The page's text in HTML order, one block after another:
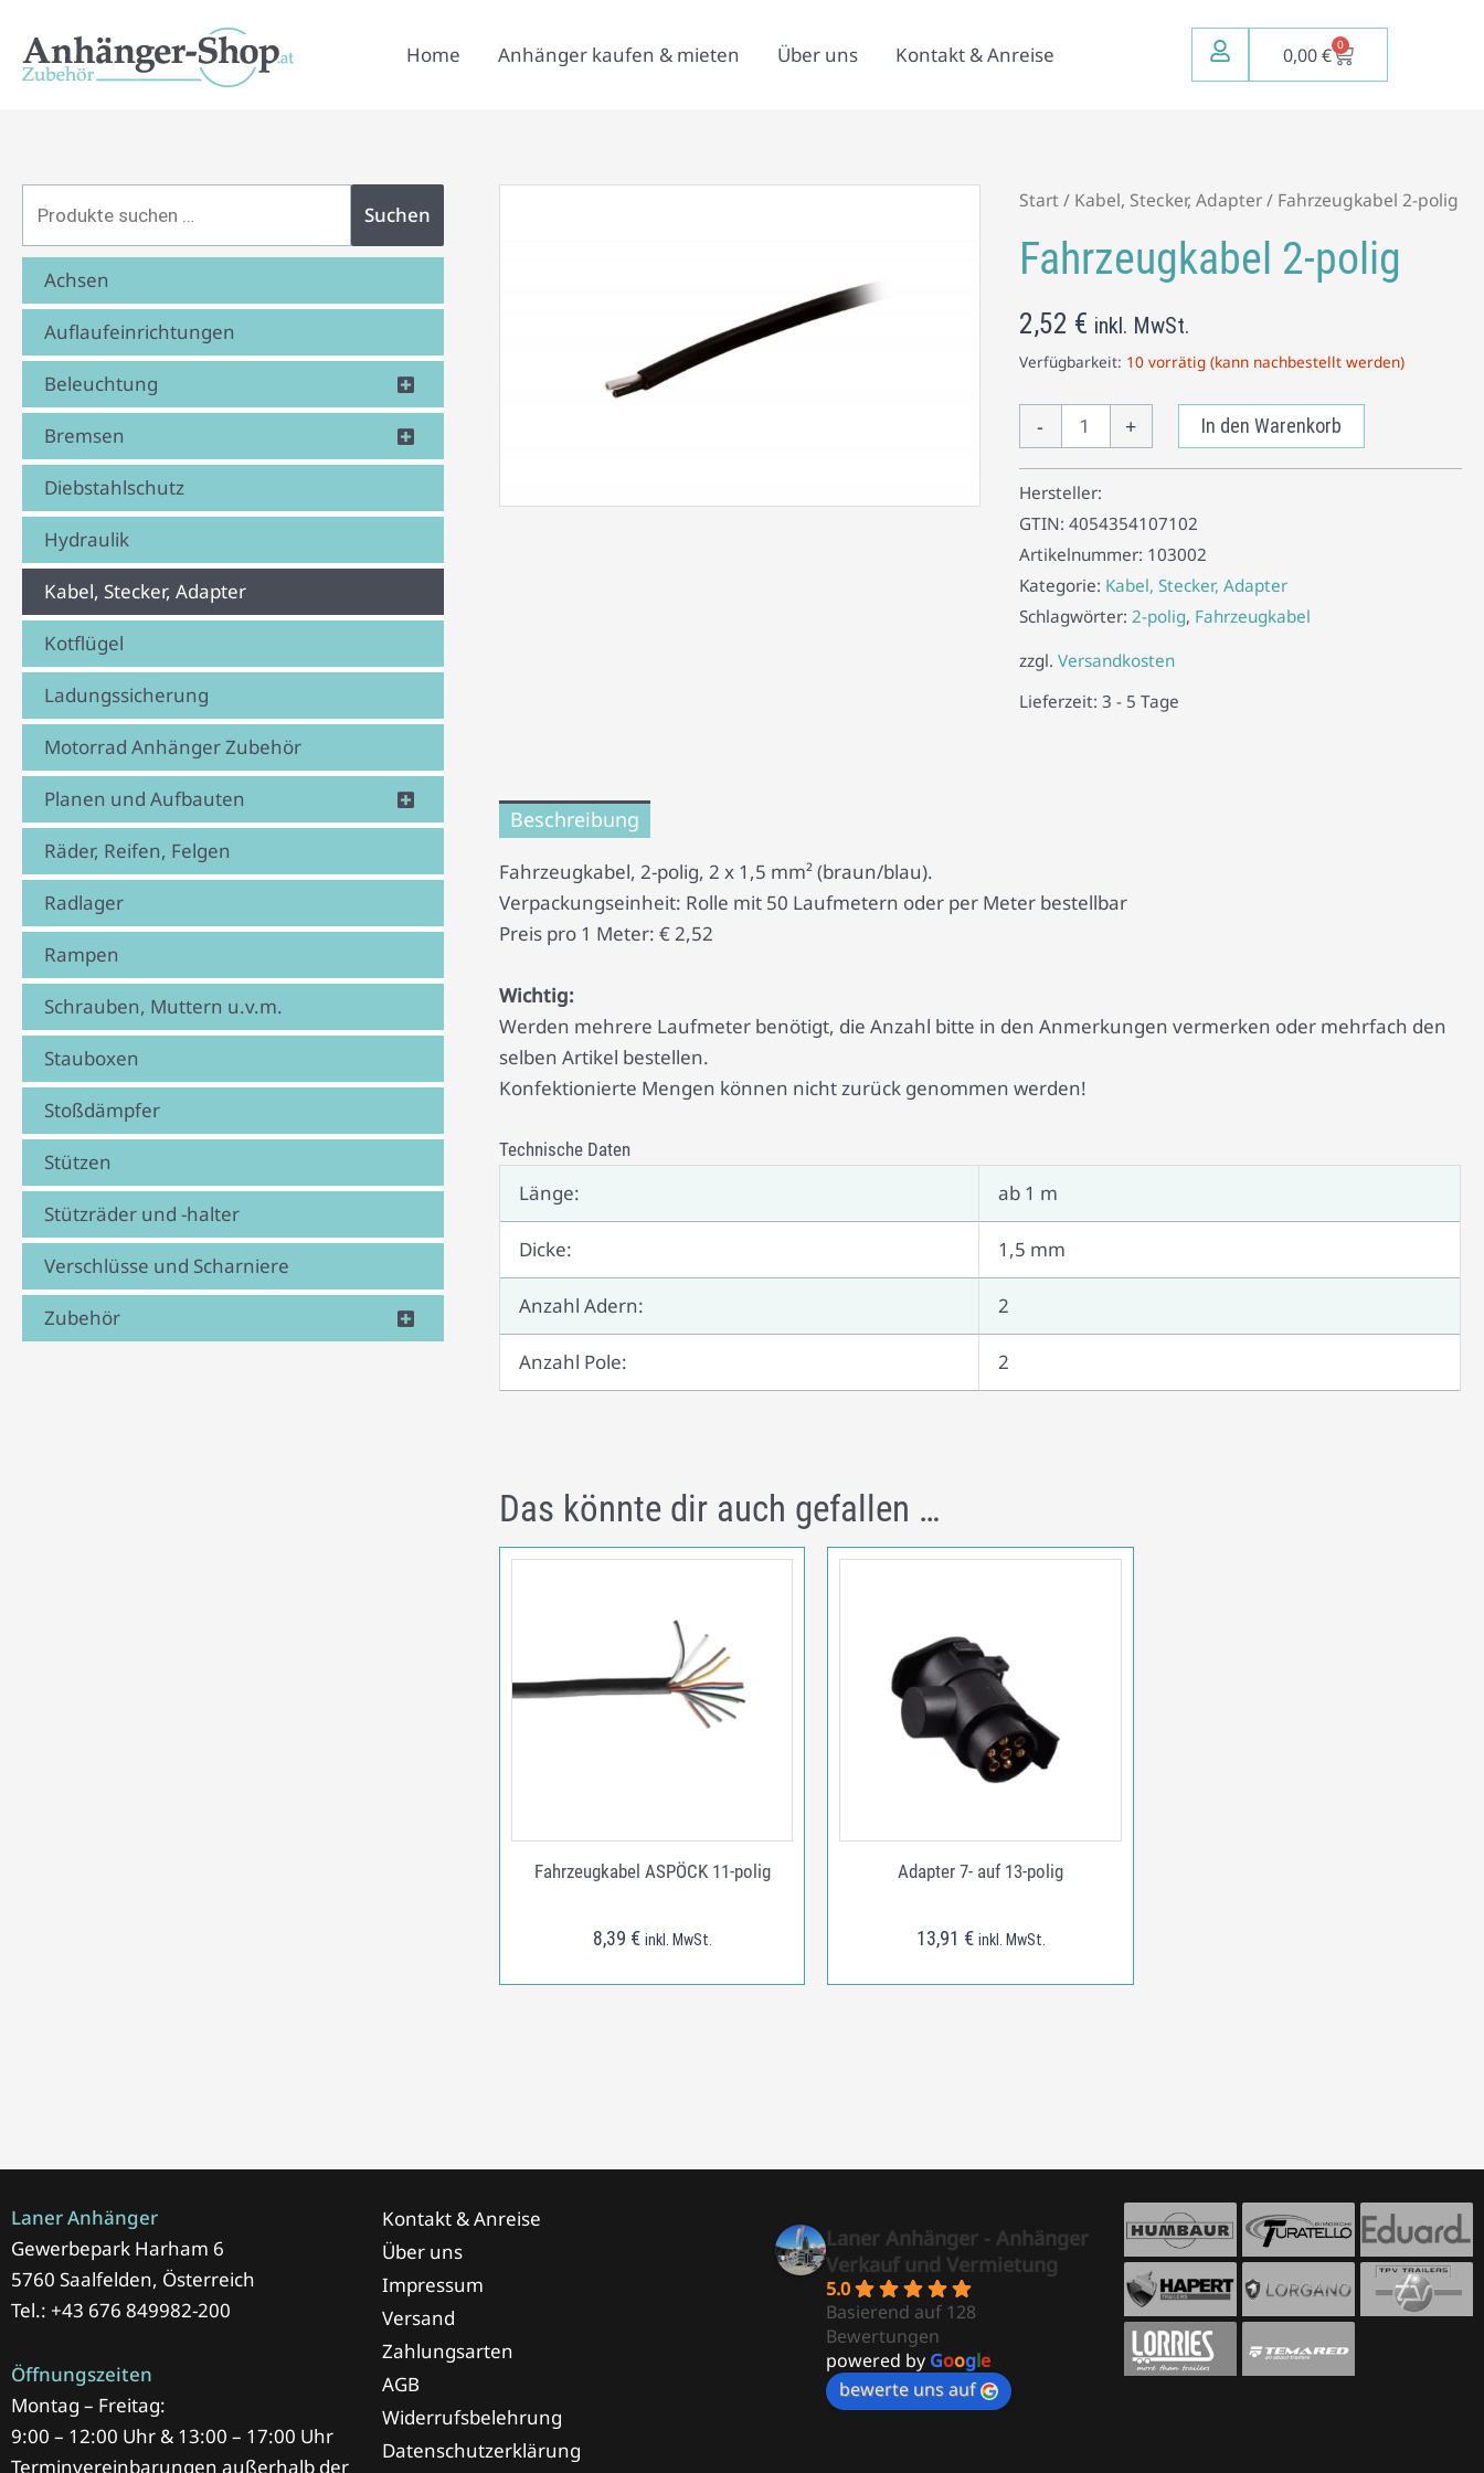
Inhalt
springen
Home Anhänger kaufen & mieten Über uns Kontakt & Anreise 0,00€ 0
Warenkorb
nach:
Suchen
Achsen
Auflaufeinrichtungen
Beleuchtung
Bremsen
Diebstahlschutz
Hydraulik
Kabel, Stecker, Adapter
Kotflügel
Ladungssicherung
Motorrad Anhänger Zubehör
Planen und Aufbauten
Räder, Reifen, Felgen
Radlager
Rampen
Schrauben, Muttern u.v.m.
Stauboxen
Stoßdämpfer
Stützen
Stützräder und -halter
Verschlüsse und Scharniere
Zubehör
Start/ Kabel, Stecker, Adapter/ Fahrzeugkabel 2-polig
Fahrzeugkabel 2-polig
2,52 € inkl. MwSt.
Verfügbarkeit: 10 vorrätig (kann nachbestellt werden)
-
Fahrzeugkabel
polig
+ In den Warenkorb
Hersteller:
GTIN: 4054354107102
Artikelnummer: 103002
Kategorie: Kabel, Stecker, Adapter
Schlagwörter: 2-polig, Fahrzeugkabel
zzgl. Versandkosten
Lieferzeit: 3 - 5 Tage
Beschreibung
Fahrzeugkabel, 2-polig, 2 x 1,5 mm² (braun/blau).
Verpackungseinheit: Rolle mit 50 Laufmetern oder per Meter bestellbar
Preis pro 1 Meter: € 2,52
Wichtig:
Werden mehrere Laufmeter benötigt, die Anzahl bitte in den Anmerkungen vermerken oder mehrfach den
selben Artikel bestellen.
Konfektionierte Mengen können nicht zurück genommen werden!
Technische Daten
Länge: ab 1 m
Dicke: 1,5 mm
Anzahl Adern: 2
Anzahl Pole: 2
Das könnte dir auch gefallen …
Fahrzeugkabel ASPÖCK 11-polig
8,39 € inkl. MwSt.
Adapter 7- auf 13-polig
13,91 € inkl. MwSt.
Laner Anhänger
Gewerbepark Harham 6
5760 Saalfelden, Österreich
Tel.: +43 676 849982-200
Öffnungszeiten
Montag – Freitag:
9:00 – 12:00 Uhr & 13:00 – 17:00 Uhr
Terminvereinbarungen außerhalb der
Kontakt & Anreise
Über uns
Impressum
Versand
Zahlungsarten
AGB
Widerrufsbelehrung
Datenschutzerklärung
Laner Anhänger - Anhänger
Verkauf und Vermietung
5.0
Basierend auf 128
Bewertungen
powered by Google
bewerte uns auf